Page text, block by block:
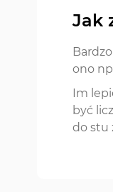
Jak
ono
Im
być
do stu